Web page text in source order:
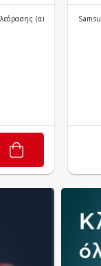
(απαιτεί τροφοδ..